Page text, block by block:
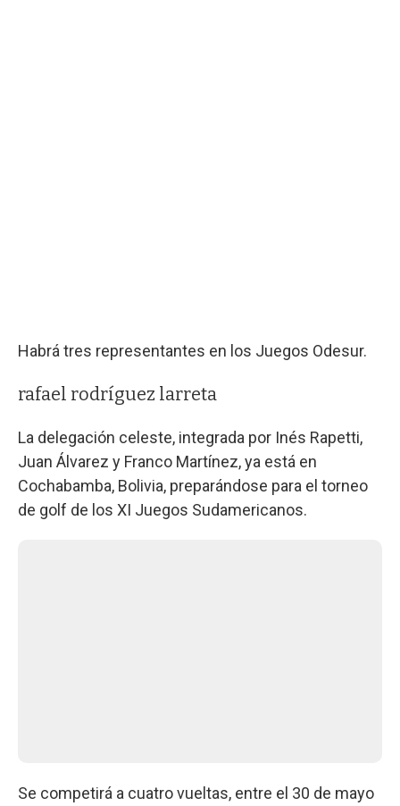
Habrá tres representantes en los Juegos Odesur.
rafael rodríguez larreta
La delegación celeste, integrada por Inés Rapetti,
Juan Álvarez y Franco Martínez, ya está en
Cochabamba, Bolivia, preparándose para el torneo
de golf de los XI Juegos Sudamericanos.
Se competirá a cuatro vueltas, entre el 30 de mayo